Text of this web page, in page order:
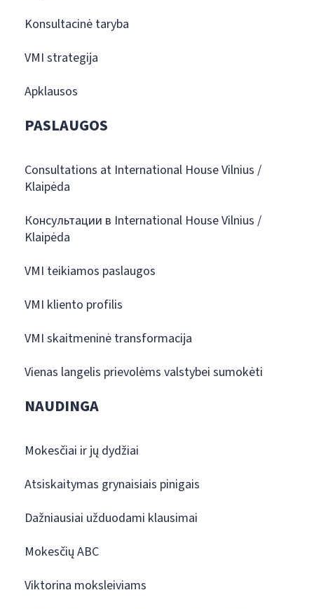
Konsultacinė taryba
VMI strategija
Apklausos
PASLAUGOS
Consultations at International House Vilnius /
Klaipėda
Консультации в International House Vilnius /
Klaipėda
VMI teikiamos paslaugos
VMI kliento profilis
VMI skaitmeninė transformacija
Vienas langelis prievolėms valstybei sumokėti
NAUDINGA
Mokesčiai ir jų dydžiai
Atsiskaitymas grynaisiais pinigais
Dažniausiai užduodami klausimai
Mokesčių ABC
Viktorina moksleiviams